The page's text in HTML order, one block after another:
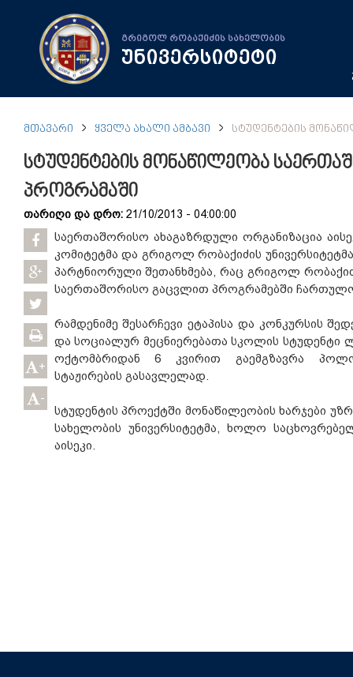
გრიგოლ რობაქიძის სახელობის
უნივერსიტეტი
ᲛᲗᲐᲕᲐᲠᲘ ᲧᲕᲔᲚᲐ ᲐᲮᲐᲚᲘ ᲐᲛᲑᲐᲕᲘ ᲡᲢᲣᲓᲔᲜᲢᲔᲑᲘᲡ
სტუდენტების მონაწილეობა
პროგრამაში
თარიღი და დრო: 21/10/2013 - 04:00:00
+
-
საერთაშორისო ახაგაზრდული ორგანიზაცია
კომიტეტმა და გრიგოლ რობაქიძის
პარტნიორული შეთანხმება, რაც გრიგოლ
საერთაშორისო გაცვლით პროგრამებში
რამდენიმე შესარჩევი ეტაპისა და კონკურსის
და სოციალურ მეცნიერებათა სკოლის სტუდენტი
ოქტომბრიდან 6 კვირით გაემგზავრა
სტაჟირების გასავლელად.
სტუდენტის პროექტში მონაწილეობის ხარჯები
სახელობის უნივერსიტეტმა, ხოლო
აისეკი.